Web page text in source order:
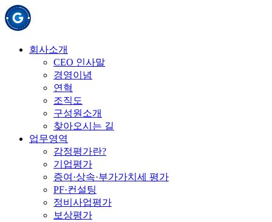
회사소개
CEO 인사말
경영이념
연혁
조직도
구성원소개
찾아오시는 길
업무영역
감정평가란?
기업평가
증여·상속·부가가치세 평가
PF·컨설팅
정비사업평가
보상평가